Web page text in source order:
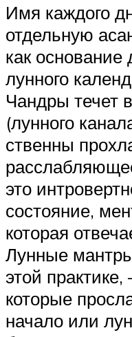
Имя каждого
отдельную
как основание
лунного
Чандры течет
(лунного
ственны
это
состояние,
которая
Лунные
этой
которые
начало или